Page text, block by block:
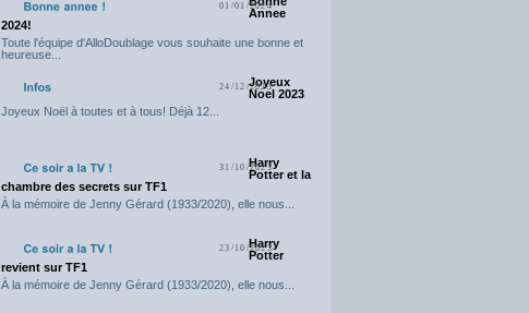
01/01/2024
Annee
2024!
Toute l'équipe d'AlloDoublage vous souhaite une bonne et
heureuse...
24/12/2023
Joyeux
Noel 2023
Joyeux Noël à toutes et à tous! Déjà 12...
31/10/2023
Harry
Potter et la
chambre des secrets sur TF1
À la mémoire de Jenny Gérard (1933/2020), elle nous...
23/10/2023
Harry
Potter
revient sur TF1
À la mémoire de Jenny Gérard (1933/2020), elle nous...